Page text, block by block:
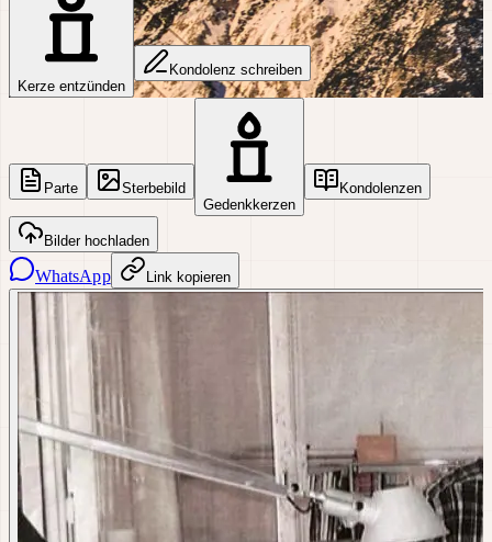
Kerze entzünden
Kondolenz schreiben
Parte
Sterbebild
Gedenkkerzen
Kondolenzen
Bilder hochladen
WhatsApp Link kopieren